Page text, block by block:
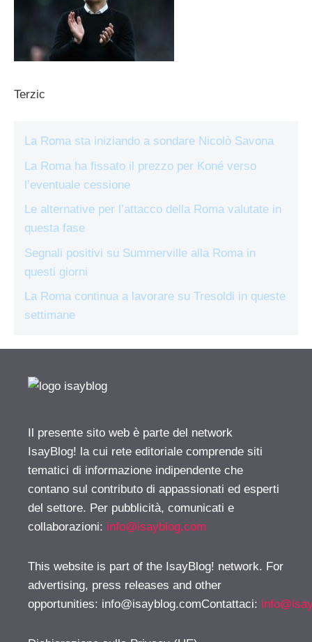
Terzic
La Roma sta iniziando a sondare Nicolò Savona
La Roma ha fissato il prezzo per Koné verso
l’eventuale cessione
Le alternative per l’attacco della Roma valutate in
questa fase
Segnali positivi su Summerville alla Roma in
questi giorni
La Roma continua a lavorare su Tresoldi in queste
settimane
Il presente sito web è parte del network
IsayBlog! la cui rete editoriale comprende siti
tematici di informazione indipendente che
contano sul contributo di appassionati ed esperti
del settore. Per pubblicità, comunicati e
collaborazioni: info@isayblog.com
This website is part of the IsayBlog! network. For
advertising, press releases and other
opportunities: info@isayblog.comContattaci: